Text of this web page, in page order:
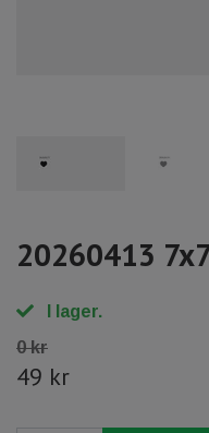
20260413
I lager.
0 kr
49 kr